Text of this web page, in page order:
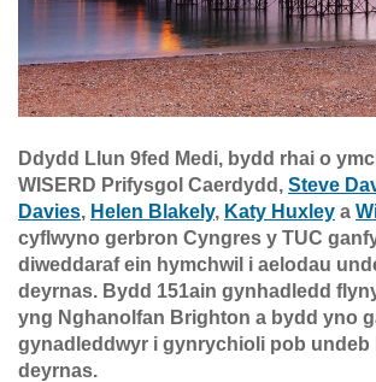
Ddydd Llun 9fed Medi, bydd rhai o
WISERD Prifysgol Caerdydd, Steve
Davies, Helen Blakely, Katy Huxley a
cyflwyno gerbron Cyngres y TUC
diweddaraf ein hymchwil i aelodau
deyrnas. Bydd 151ain gynhadledd
yng Nghanolfan Brighton a bydd yno
gynadleddwyr i gynrychioli pob undeb
deyrnas.